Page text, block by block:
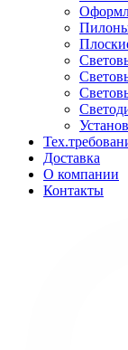
Доставка
О компании
Контакты